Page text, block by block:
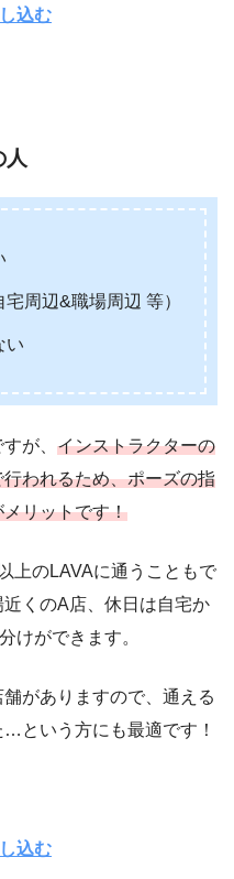
込む
周辺&職場周辺 等）
い
が、 インストラクターの
われるため、ポーズの指
リットです！
上のLAVAに通うこともで
くのA店、休日は自宅か
けができます。
がありますので、通える
という方にも最適です！
込む